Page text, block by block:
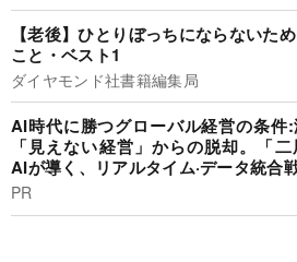
【老後】ひとりぼっちにならないた
こと・ベスト1
ダイヤモンド社書籍編集局
AI時代に勝つグローバル経営の条件
「見えない経営」からの脱却。「
AIが導く、リアルタイム·データ統合
PR